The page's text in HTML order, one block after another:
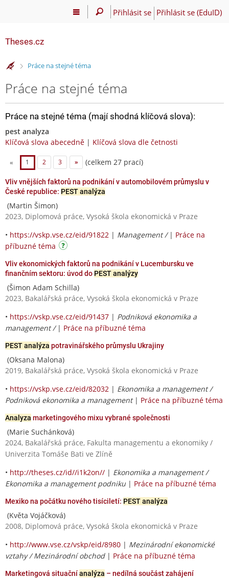
Přihlásit se Přihlásit se (EduID)
Theses.cz
>Práce na stejné téma
Práce na stejné téma
Práce na stejné téma (mají shodná klíčová slova):
pest analyza
Klíčová slova abecedně | Klíčová slova dle četnosti
« 1 2 3 » (celkem 27 prací)
Vliv vnějších faktorů na podnikání v automobilovém průmyslu v
České republice: PEST analýza
(Martin Šimon)
2023, Diplomová práce, Vysoká škola ekonomická v Praze
• https://vskp.vse.cz/eid/91822 | Management / | Práce na
příbuzné téma
Vliv ekonomických faktorů na podnikání v Lucembursku ve
finančním sektoru: úvod do PEST analýzy
(Šimon Adam Schilla)
2023, Bakalářská práce, Vysoká škola ekonomická v Praze
• https://vskp.vse.cz/eid/91437 | Podniková ekonomika a
management / | Práce na příbuzné téma
PEST analýza potravinářského průmyslu Ukrajiny
(Oksana Malona)
2019, Bakalářská práce, Vysoká škola ekonomická v Praze
• https://vskp.vse.cz/eid/82032 | Ekonomika a management /
Podniková ekonomika a management| Práce na příbuzné téma
Analyza marketingového mixu vybrané společnosti
(Marie Suchánková)
2024, Bakalářská práce, Fakulta managementu a ekonomiky /
Univerzita Tomáše Bati ve Zlíně
• http://theses.cz/id//i1k2on// | Ekonomika a management /
Ekonomika a management podniku | Práce na příbuzné téma
Mexiko na počátku nového tisíciletí: PEST analýza
(Květa Vojáčková)
2008, Diplomová práce, Vysoká škola ekonomická v Praze
• http://www.vse.cz/vskp/eid/8980 | Mezinárodní ekonomické
vztahy / Mezinárodní obchod| Práce na příbuzné téma
Marketingová situačníanalýza – nedílná součást zahájení